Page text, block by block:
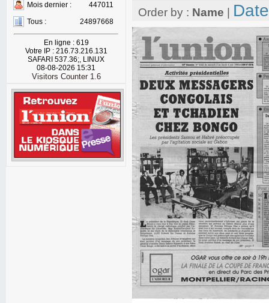
Mois dernier :
447011
Tous :
24897668
En ligne : 619
Votre IP : 216.73.216.131
SAFARI 537.36;, LINUX
08-08-2026 15:31
Visitors Counter 1.6
Order by : Name Date